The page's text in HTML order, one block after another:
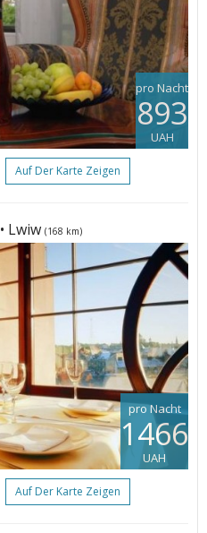
pro Nacht
893
UAH
Auf Der Karte Zeigen
• Lwiw (168 km)
pro Nacht
1466
UAH
Auf Der Karte Zeigen